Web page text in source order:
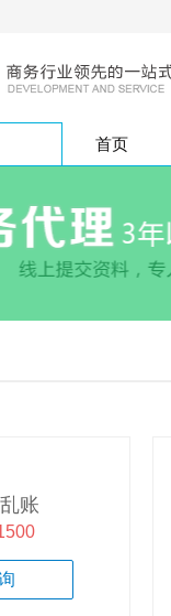
公司注册
注册地址
外资变更
内资变更
银行开户
税务代办
版权专利
商标注册
增资验资
企业疑难
公司注销
首页
账